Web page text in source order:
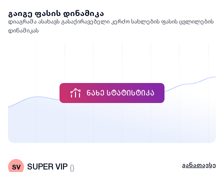
გაიგე ფასის დინამიკა
დიაგრამა ასახავს გასაქირავებელი კერძო სახლების ფასის ცვლილების
დინამიკას
ᲜᲐᲮᲔ ᲡᲢᲐᲢᲘᲡᲢᲘᲙᲐ
SUPER VIP () განათავსე